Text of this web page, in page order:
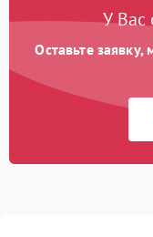
Сеть и подключения
Аудио
Сетевая
У Вас
Оставьте